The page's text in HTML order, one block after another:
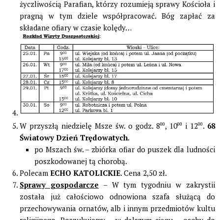
życzliwością Parafian, którzy rozumieją sprawy Kościoła i
pragną w tym dziele współpracować. Bóg zapłać za
składane ofiary w czasie kolędy…
W przyszłą niedzielę Msze św. o godz. 800, 1000 i 1200. 68
Światowy Dzień Trędowatych.
po Mszach św. – zbiórka ofiar do puszek dla ludności
poszkodowanej tą chorobą.
Polecam ECHO KATOLICKIE. Cena 2,50 zł.
Sprawy gospodarcze – W tym tygodniu w zakrystii
została już całościowo odnowiona szafa służącą do
przechowywania ornatów, alb i innym przedmiotów kultu